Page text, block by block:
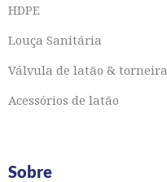
HDPE
Louça Sanitária
Válvula de latão & torneira
Acessórios de latão
Sobre